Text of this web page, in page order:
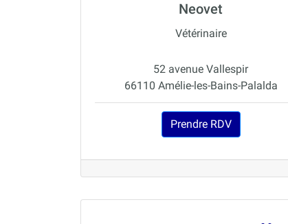
Neovet
Vétérinaire
52 avenue Vallespir
66110 Amélie-les-Bains-Palalda
Prendre RDV